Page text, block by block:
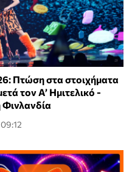
Πτώση στα στοιχήματα
τον Α’ Ημιτελικό -
Φινλανδία